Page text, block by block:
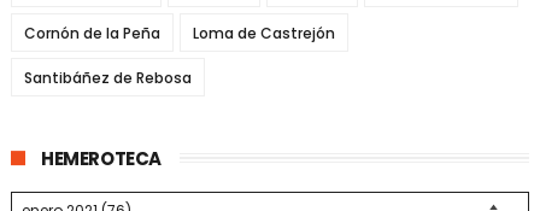
Cornón de la Peña Loma de Castrejón
Santibáñez de Rebosa
HEMEROTECA